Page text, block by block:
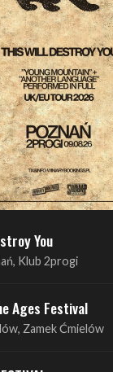
You
Klub 2progi
Ages Festival
Zamek Ćmielów
Plac Imprez, ul.